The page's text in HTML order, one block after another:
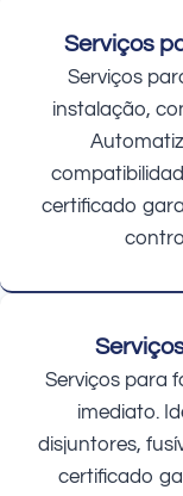
Serviços
Serviços
instalação,
certificado
Serviços para
imediato.
disjuntores,
certificado